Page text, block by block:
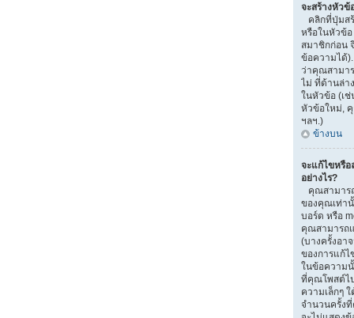
จะสร้างหัวข้
คลิกที่ปุ่มส
หรือในหัวข้
สมาชิกก่อน
ข้อความได้
ว่าคุณสามา
ไม่ ที่ด้านล่า
ในหัวข้อ (เ
หัวข้อใหม่,
ฯลฯ.)
ข้างบน
จะแก้ไขหรื
อย่างไร?
คุณสามาร
ของคุณเท่านั้
บอร์ด หรือ
คุณสามารถ
(บางครั้งอา
ของการแก้
ในข้อความ
ที่คุณโพสต์ไ
ความเล็กๆ
จำนวนครั้ง